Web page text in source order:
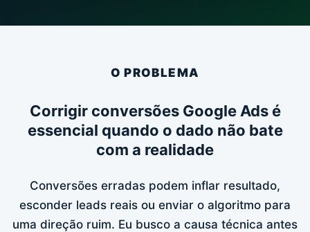
O PROBLEMA
Corrigir conversões Google Ads é
essencial quando o dado não bate
com a realidade
Conversões erradas podem inflar resultado,
esconder leads reais ou enviar o algoritmo para
uma direção ruim. Eu busco a causa técnica antes